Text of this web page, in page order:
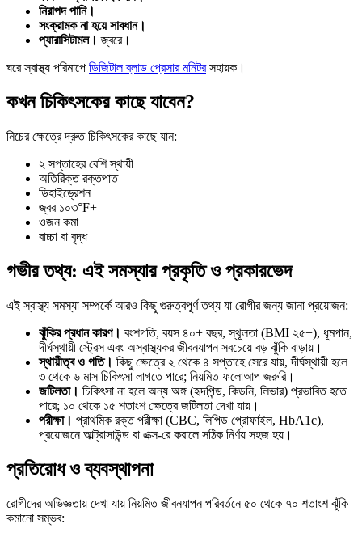
নিরাপদ পানি।
সংক্রামক না হয়ে সাবধান।
প্যারাসিটামল। জ্বরে।
ঘরে স্বাস্থ্য পরিমাপে ডিজিটাল ব্লাড প্রেসার মনিটরসহায়ক।
কখন চিকিৎসকের কাছে যাবেন?
নিচের ক্ষেত্রে দ্রুত চিকিৎসকের কাছে যান:
২ সপ্তাহের বেশি স্থায়ী
অতিরিক্ত রক্তপাত
ডিহাইড্রেশন
জ্বর ১০৩°F+
ওজন কমা
বাচ্চা বা বৃদ্ধ
গভীর তথ্য: এই সমস্যার প্রকৃতি ও প্রকারভেদ
এই স্বাস্থ্য সমস্যা সম্পর্কে আরও কিছু গুরুত্বপূর্ণ তথ্য যা রোগীর জন্য জানা প্রয়োজন:
ঝুঁকির প্রধান কারণ। বংশগতি, বয়স ৪০+ বছর, স্থূলতা (BMI ২৫+), ধূমপান,
দীর্ঘস্থায়ী স্ট্রেস এবং অস্বাস্থ্যকর জীবনযাপন সবচেয়ে বড় ঝুঁকি বাড়ায়।
স্থায়ীত্ব ও গতি। কিছু ক্ষেত্রে ২ থেকে ৪ সপ্তাহে সেরে যায়, দীর্ঘস্থায়ী হলে
৩ থেকে ৬ মাস চিকিৎসা লাগতে পারে; নিয়মিত ফলোআপ জরুরি।
জটিলতা। চিকিৎসা না হলে অন্য অঙ্গ (হৃদপিন্ড, কিডনি, লিভার) প্রভাবিত হতে
পারে; ১০ থেকে ১৫ শতাংশ ক্ষেত্রে জটিলতা দেখা যায়।
পরীক্ষা। প্রাথমিক রক্ত পরীক্ষা (CBC, লিপিড প্রোফাইল, HbA1c),
প্রয়োজনে আল্ট্রাসাউন্ড বা এক্স-রে করালে সঠিক নির্ণয় সহজ হয়।
প্রতিরোধ ও ব্যবস্থাপনা
রোগীদের অভিজ্ঞতায় দেখা যায় নিয়মিত জীবনযাপন পরিবর্তনে ৫০ থেকে ৭০ শতাংশ ঝুঁকি
কমানো সম্ভব: